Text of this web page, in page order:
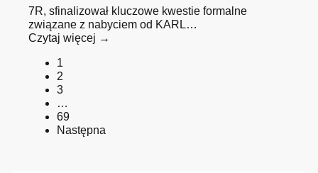
7R, sfinalizował kluczowe kwestie formalne
związane z nabyciem od KARL…
Czytaj więcej →
1
2
3
…
69
Następna